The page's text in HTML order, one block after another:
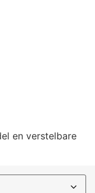
en verstelbare